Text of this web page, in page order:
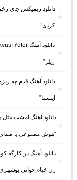
دانلود ریمیکس جای
کردی”
ریلز”
دانلود آهنگ ﻗﺪم ﭼﻪ
اینستا”
دانلود آهنگ امشب
“هوش مصنوعی با
دانلود آهنگ در کارگه
زن خیام خوانی